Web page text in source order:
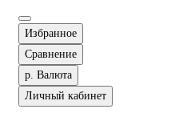
Избранное
Сравнение
р. Валюта
Личный кабинет